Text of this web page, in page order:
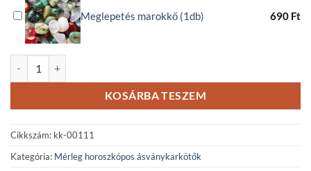
Meglepetés marokkő (1db) 690 Ft
KOSÁRBA TESZEM
Cikkszám: kk-00111
Kategória: Mérleg horoszkópos ásványkarkötők